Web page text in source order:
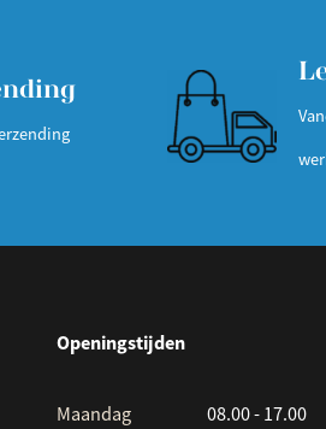
Openingstijden
Maandag 08.00 - 17.00